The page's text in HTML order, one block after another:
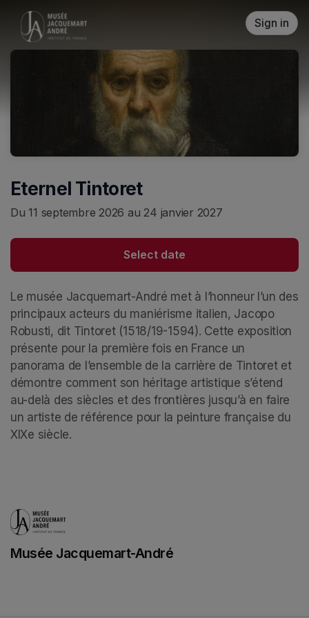
Skip header
Sign in
Eternel Tintoret
Du 11 septembre 2026 au 24 janvier 2027
Select date
Le musée Jacquemart-André met à l’honneur l’un des
principaux acteurs du maniérisme italien, Jacopo
Robusti, dit Tintoret (1518/19-1594). Cette exposition
présente pour la première fois en France un
panorama de l’ensemble de la carrière de Tintoret et
démontre comment son héritage artistique s’étend
au-delà des siècles et des frontières jusqu’à en faire
un artiste de référence pour la peinture française du
XIXe siècle.
Musée Jacquemart-André